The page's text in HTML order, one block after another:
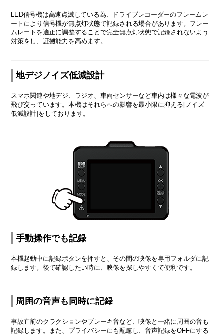
LED信号機は高速点滅している為、ドライブレコーダーのフレームレ
ートにより信号機が無点灯状態で記録される場合があります。フレー
ムレートを適正に調整することで完全無点灯状態で記録されないよう
対策をし、証拠能力を高めます。
地デジノイズ低減設計
スマホ関連や地デジ、ラジオ、車両センサーなど車内は様々な電波が
飛び交っています。本機はそれらへの影響を最小限に抑える[ノイズ
低減設計]をしております。
手動操作でも記録
本機起動中に記録ボタンを押すと、その間の映像を専用フォルダに記
録します。後で確認したい時に、映像を探しやすくて便利です。
周囲の音声も同時に記録
事故直前のクラクションやブレーキ音など、映像と一緒に周囲の音も
記録します。また、プライバシーにも配慮し、音声記録をOFFにする